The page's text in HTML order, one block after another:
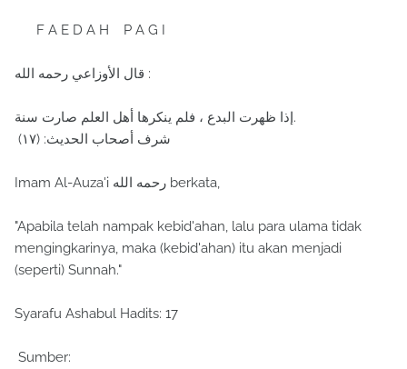
F A E D A H P A G I
‏ قال الأوزاعي رحمه الله:
إذا ظهرت البدع ، فلم ينكرها أهل العلم صارت سنة.
شرف أصحاب الحديث: (١٧)
Imam Al-Auza'i رحمه الله berkata,
"Apabila telah nampak kebid'ahan, lalu para ulama tidak
mengingkarinya, maka (kebid'ahan) itu akan menjadi
(seperti) Sunnah."
Syarafu Ashabul Hadits: 17
Sumber: